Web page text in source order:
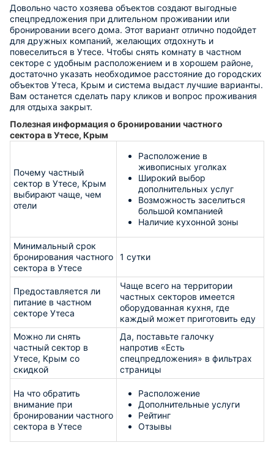
Довольно часто хозяева объектов создают выгодные
спецпредложения при длительном проживании или
бронировании всего дома. Этот вариант отлично подойдет
для дружных компаний, желающих отдохнуть и
повеселиться в Утесе. Чтобы снять комнату в частном
секторе с удобным расположением и в хорошем районе,
достаточно указать необходимое расстояние до городских
объектов Утеса, Крым и система выдаст лучшие варианты.
Вам останется сделать пару кликов и вопрос проживания
для отдыха закрыт.
Полезная информация о бронировании частного
сектора в Утесе, Крым
Почему частный
сектор в Утесе, Крым
выбирают чаще, чем
отели
Расположение в
живописных уголках
Широкий выбор
дополнительных услуг
Возможность заселиться
большой компанией
Наличие кухонной зоны
Минимальный срок
бронирования частного
сектора в Утесе
1 сутки
Предоставляется ли
питание в частном
секторе Утеса
Чаще всего на территории
частных секторов имеется
оборудованная кухня, где
каждый может приготовить еду
Можно ли снять
частный сектор в
Утесе, Крым со
скидкой
Да, поставьте галочку
напротив «Есть
спецпредложения» в фильтрах
страницы
На что обратить
внимание при
бронировании частного
сектора в Утесе
Расположение
Дополнительные услуги
Рейтинг
Отзывы